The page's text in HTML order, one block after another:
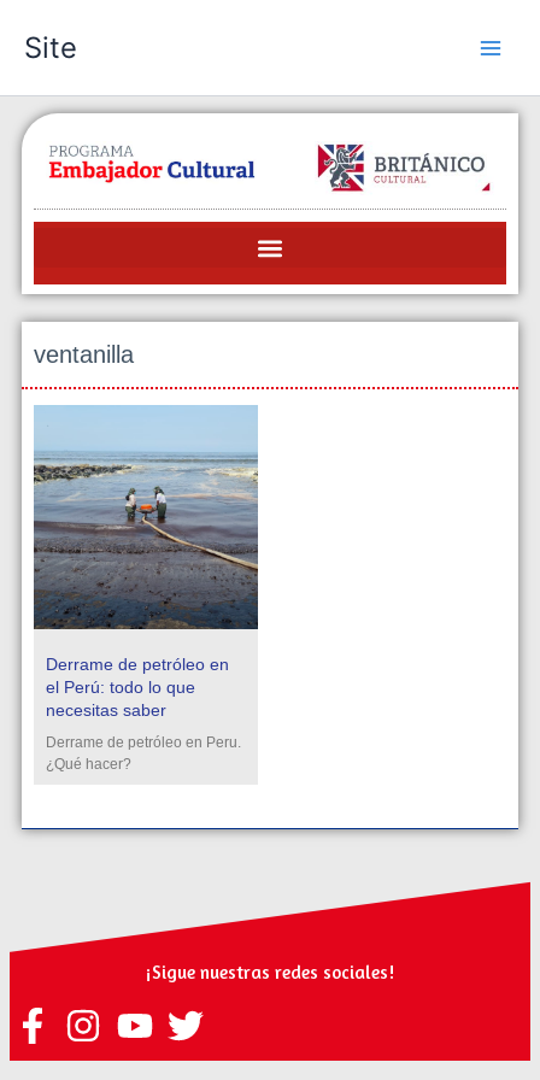
Site
ventanilla
Derrame de petróleo en
el Perú: todo lo que
necesitas saber
Derrame de petróleo en Peru.
¿Qué hacer?
¡Sigue nuestras redes sociales!